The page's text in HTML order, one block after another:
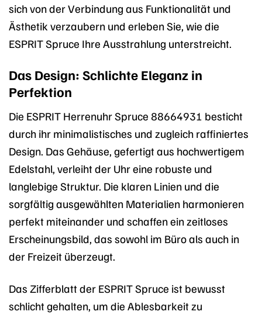
sich von der Verbindung aus Funktionalität und
Ästhetik verzaubern und erleben Sie, wie die
ESPRIT Spruce Ihre Ausstrahlung unterstreicht.
Das Design: Schlichte Eleganz in
Perfektion
Die ESPRIT Herrenuhr Spruce 88664931 besticht
durch ihr minimalistisches und zugleich raffiniertes
Design. Das Gehäuse, gefertigt aus hochwertigem
Edelstahl, verleiht der Uhr eine robuste und
langlebige Struktur. Die klaren Linien und die
sorgfältig ausgewählten Materialien harmonieren
perfekt miteinander und schaffen ein zeitloses
Erscheinungsbild, das sowohl im Büro als auch in
der Freizeit überzeugt.
Das Zifferblatt der ESPRIT Spruce ist bewusst
schlicht gehalten, um die Ablesbarkeit zu